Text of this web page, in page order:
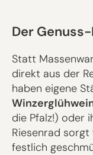
Der
Statt
direkt aus der
haben eigene
die Pfalz!) oder
Riesenrad
festlich